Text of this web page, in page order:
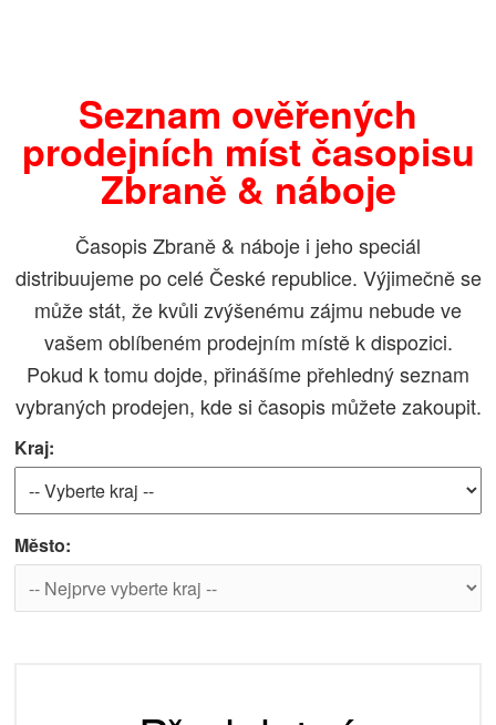
Seznam ověřených
prodejních míst časopisu
Zbraně & náboje
Časopis Zbraně & náboje i jeho speciál
distribuujeme po celé České republice. Výjimečně se
může stát, že kvůli zvýšenému zájmu nebude ve
vašem oblíbeném prodejním místě k dispozici.
Pokud k tomu dojde, přinášíme přehledný seznam
vybraných prodejen, kde si časopis můžete zakoupit.
Kraj:
Město: